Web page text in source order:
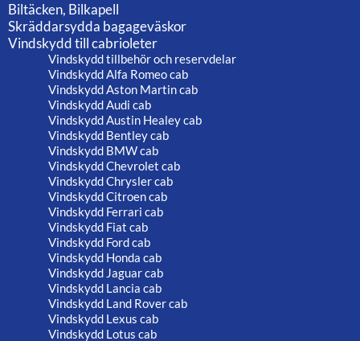
Biltäcken, Bilkapell
Skräddarsydda bagageväskor
Vindskydd till cabrioleter
Vindskydd tillbehör och reservdelar
Vindskydd Alfa Romeo cab
Vindskydd Aston Martin cab
Vindskydd Audi cab
Vindskydd Austin Healey cab
Vindskydd Bentley cab
Vindskydd BMW cab
Vindskydd Chevrolet cab
Vindskydd Chrysler cab
Vindskydd Citroen cab
Vindskydd Ferrari cab
Vindskydd Fiat cab
Vindskydd Ford cab
Vindskydd Honda cab
Vindskydd Jaguar cab
Vindskydd Lancia cab
Vindskydd Land Rover cab
Vindskydd Lexus cab
Vindskydd Lotus cab